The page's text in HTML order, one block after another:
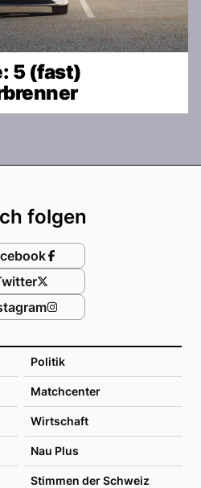
5 (fast)
Politik
Matchcenter
Wirtschaft
Nau Plus
Stimmen der Schweiz
folgen